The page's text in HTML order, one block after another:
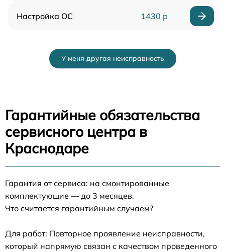
Настройка ОС 1430 р
У меня другая неисправность
Гарантийные обязательства
сервисного центра в
Краснодаре
Гарантия от сервиса: на смонтированные
комплектующие — до 3 месяцев.
Что считается гарантийным случаем?
Для работ: Повторное проявление неисправности,
который напрямую связан с качеством проведенного